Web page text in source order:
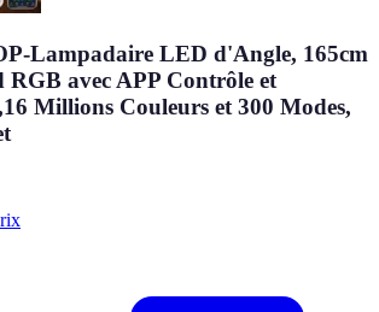
Lampadaire LED d'Angle, 165cm
RGB avec APP Contrôle et
Millions Couleurs et 300 Modes,